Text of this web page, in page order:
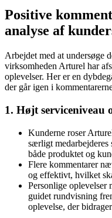
Positive
analyse af
Arbejdet med at undersøge
virksomheden Arturel har
oplevelser. Her er en
der går igen i
1. Højt serviceniveau
Kunderne roser
særligt
både produktet og
Flere kommentarer
og effektivt, hvilket
Personlige oplevelser
guidet rundvisning
oplevelse, der